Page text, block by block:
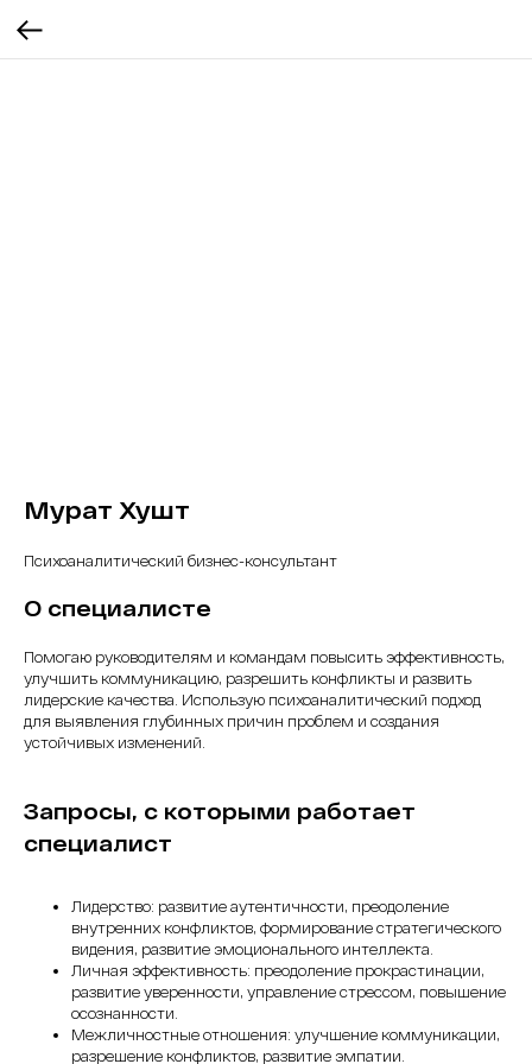
Мурат Хушт
Психоаналитический бизнес-консультант
О специалисте
Помогаю руководителям и командам повысить эффективность,
улучшить коммуникацию, разрешить конфликты и развить
лидерские качества. Использую психоаналитический подход
для выявления глубинных причин проблем и создания
устойчивых изменений.
Запросы, с которыми работает
специалист
Лидерство: развитие аутентичности, преодоление
внутренних конфликтов, формирование стратегического
видения, развитие эмоционального интеллекта.
Личная эффективность: преодоление прокрастинации,
развитие уверенности, управление стрессом, повышение
осознанности.
Межличностные отношения: улучшение коммуникации,
разрешение конфликтов, развитие эмпатии.